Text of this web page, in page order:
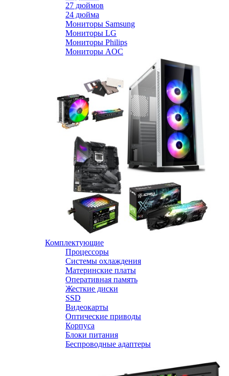
27 дюймов
24 дюйма
Мониторы Samsung
Мониторы LG
Мониторы Philips
Мониторы AOC
Комплектующие
Процессоры
Системы охлаждения
Материнские платы
Оперативная память
Жесткие диски
SSD
Видеокарты
Оптические приводы
Корпуса
Блоки питания
Беспроводные адаптеры